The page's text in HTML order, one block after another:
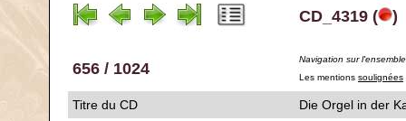
CD_4319 ( )
656 / 1024
Navigation sur
Les mentions soulignées
Titre du CD
Die Orgel in der